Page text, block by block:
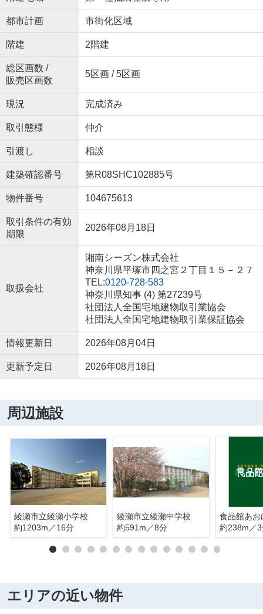
都市計画 市街化区域
階建 2階建
総区画数 /
販売区画数
5区画 / 5区画
現況 完成済み
取引態様 仲介
引渡し 相談
建築確認番号 第R08SHC102885号
物件番号 104675613
取引条件の有効
期限
2026年08月18日
取扱会社
湘南シーズン株式会社
神奈川県平塚市四之宮２丁目１５－２７
TEL:0120-728-583
神奈川県知事 (4) 第27239号
社団法人全国宅地建物取引業協会
社団法人全国宅地建物取引業保証協会
情報更新日 2026年08月04日
更新予定日 2026年08月18日
周辺施設
綾瀬市立綾瀬小学校
約1203m／16分
綾瀬市立綾瀬中学校
約591m／8分
食品館あお
約238m／
エリアの近い物件